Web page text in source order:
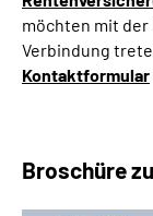
möchten mit
Verbindung
Kontaktformular
Broschüre